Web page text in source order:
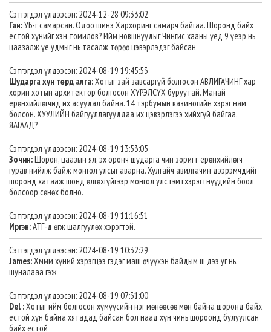
Сэтгэгдэл үлдээсэн: 2024-12-28 09:33:02
Ган:УБ-г самарсан. Одоо шинэ Хархоринг самарч байгаа. Шоронд байх
ёстой хүнийг хэн томилов? Ийм новшнуудыг Чингис хааны үед 9 үеэр нь
цаазалж үе удмыг нь тасалж төрөө цэвэрлэдэг байсан
Сэтгэгдэл үлдээсэн: 2024-08-19 19:45:53
Шударга хүн төрд алга:Хотыг зай завсаргүй болгосон АВЛИГАЧИНГ хар
хорин хотын архитектор болгосон ХҮРЭЛСҮХ буруутай. Манай
ерөнхийлөгчид их асуудал байна. 14 тэрбумын казиногийн хэрэг нам
болсон. ХУУЛИЙН байгууллагууддаа их цэвэрлэгээ хийхгүй байгаа.
ЯАГААД?
Сэтгэгдэл үлдээсэн: 2024-08-19 13:53:05
Зочин:Шорон, цаазын ял, эх оронч шударга чин зоригт ерөнхийлөгч
гурав нийлж байж монгол улсыг аварна. Хулгайч авилгачин дээрэмчдийг
шоронд хатааж шонд өлгөхгүйгээр монгол улс гэмтхэрэгтнүүдийн боол
болсоор сөнөх болно.
Сэтгэгдэл үлдээсэн: 2024-08-19 11:16:51
Иргэн:АТГ-д өгж шалгуулөх хэрэгтэй.
Сэтгэгдэл үлдээсэн: 2024-08-19 10:32:29
James:Хммм хүний хэрэгцээ гэдэг маш өчүүхэн байдым ш дээ уг нь,
шуналааа гэж
Сэтгэгдэл үлдээсэн: 2024-08-19 07:31:00
Del :Хотыг ийм болгосон хүмүүсийн нэг мөнөөсөө мөн байна шоронд байх
ёстой хүн байна хятадад байсан бол наад хүн чинь шороонд булуулсан
байх ёстой